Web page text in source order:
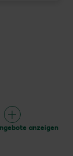
anzeigen